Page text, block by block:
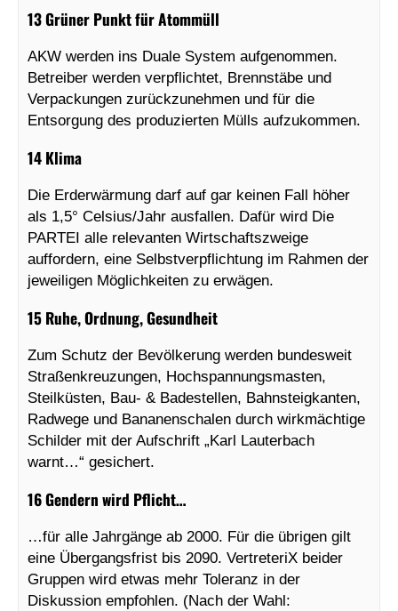
13 Grüner Punkt für Atommüll
AKW werden ins Duale System aufgenommen.
Betreiber werden verpflichtet, Brennstäbe und
Verpackungen zurückzunehmen und für die
Entsorgung des produzierten Mülls aufzukommen.
14 Klima
Die Erderwärmung darf auf gar keinen Fall höher
als 1,5° Celsius/Jahr ausfallen. Dafür wird Die
PARTEI alle relevanten Wirtschaftszweige
auffordern, eine Selbstverpflichtung im Rahmen der
jeweiligen Möglichkeiten zu erwägen.
15 Ruhe, Ordnung, Gesundheit
Zum Schutz der Bevölkerung werden bundesweit
Straßenkreuzungen, Hochspannungsmasten,
Steilküsten, Bau- & Badestellen, Bahnsteigkanten,
Radwege und Bananenschalen durch wirkmächtige
Schilder mit der Aufschrift „Karl Lauterbach
warnt…“ gesichert.
16 Gendern wird Pflicht…
…für alle Jahrgänge ab 2000. Für die übrigen gilt
eine Übergangsfrist bis 2090. VertreteriX beider
Gruppen wird etwas mehr Toleranz in der
Diskussion empfohlen. (Nach der Wahl: